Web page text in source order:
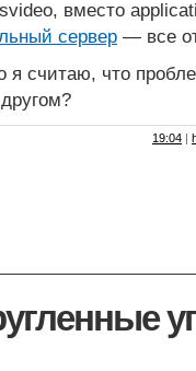
вместо
сервер — все
я считаю, что
19:04 |